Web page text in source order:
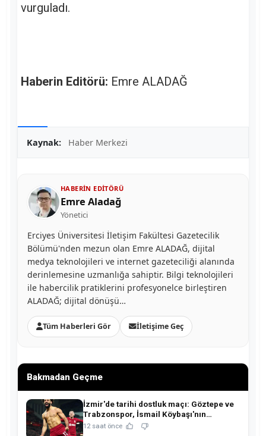
vurguladı.
Haberin Editörü: Emre ALADAĞ
Kaynak: Haber Merkezi
HABERIN EDITÖRÜ
Emre Aladağ
Yönetici
Erciyes Üniversitesi İletişim Fakültesi Gazetecilik
Bölümü'nden mezun olan Emre ALADAĞ, dijital
medya teknolojileri ve internet gazeteciliği alanında
derinlemesine uzmanlığa sahiptir. Bilgi teknolojileri
ile habercilik pratiklerini profesyonelce birleştiren
ALADAĞ; dijital dönüşü…
Tüm Haberleri Gör İletişime Geç
Bakmadan Geçme
İzmir'de tarihi dostluk maçı: Göztepe ve
Trabzonspor, İsmail Köybaşı'nın
jübilesinde buluşuyor!
12 saat önce